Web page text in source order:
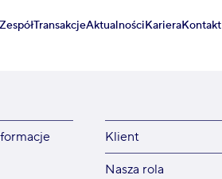
ZespółTransakcjeAktualnościKarieraKontakt
Klient
Nasza rola